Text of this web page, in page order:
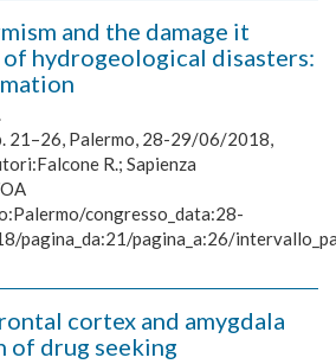
and the damage it
of hydrogeological disasters:
21–26, Palermo, 28-29/06/2018,
R.; Sapienza
congresso_data:28-
pagina_da:21/pagina_a:26/
cortex and amygdala
of drug seeking